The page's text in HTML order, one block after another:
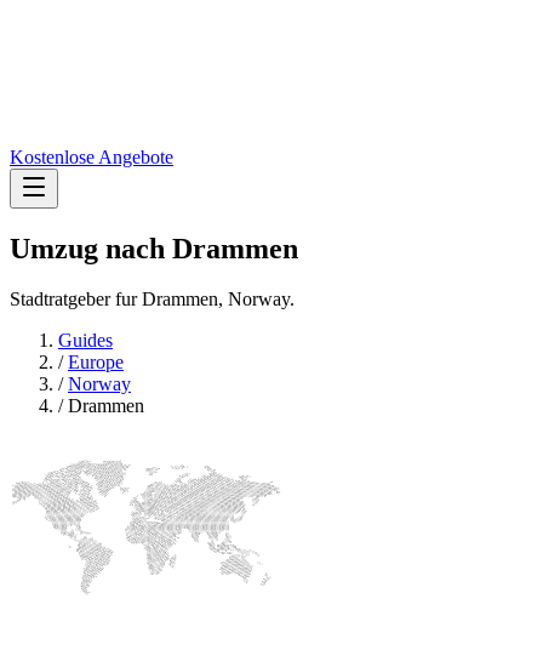
Kostenlose Angebote
Umzug nach Drammen
Stadtratgeber fur Drammen, Norway.
Guides
/Europe
/Norway
/Drammen